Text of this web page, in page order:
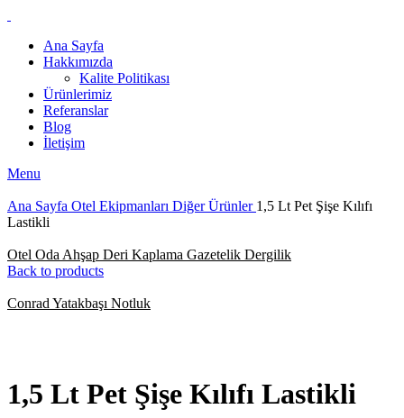
Ana Sayfa
Hakkımızda
Kalite Politikası
Ürünlerimiz
Referanslar
Blog
İletişim
Menu
Ana Sayfa Otel Ekipmanları Diğer Ürünler 1,5 Lt Pet Şişe Kılıfı
Lastikli
Otel Oda Ahşap Deri Kaplama Gazetelik Dergilik
Back to products
Conrad Yatakbaşı Notluk
1,5 Lt Pet Şişe Kılıfı Lastikli